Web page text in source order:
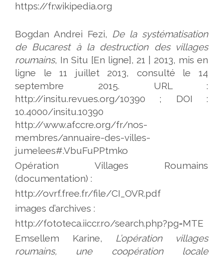
https://fr.wikipedia.org
Bogdan Andrei Fezi, De la systématisation
de Bucarest à la destruction des villages
roumains, In Situ [En ligne], 21 | 2013, mis en
ligne le 11 juillet 2013, consulté le 14
septembre 2015. URL :
http://insitu.revues.org/10390 ; DOI :
10.4000/insitu.10390
http://www.afccre.org/fr/nos-
membres/annuaire-des-villes-
jumelees#.VbuFuPPtmko
Opération Villages Roumains
(documentation) :
http://ovrf.free.fr/file/CI_OVR.pdf
images d’archives :
http://fototeca.iiccr.ro/search.php?pg=MTE
Emsellem Karine, L’opération villages
roumains, une coopération locale